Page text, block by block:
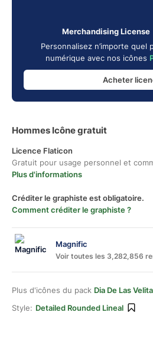
Merchandising License
Personnalisez n’importe quel
numérique avec nos icônes
Acheter
Hommes Icône gratuit
Licence Flaticon
Gratuit pour usage personnel et
Plus d'informations
Créditer le graphiste est obligatoire.
Comment créditer le graphiste ?
Magnific
Voir toutes les 3,282,856
Plus d'icônes du pack Dia De Las
Style: Detailed Rounded Lineal